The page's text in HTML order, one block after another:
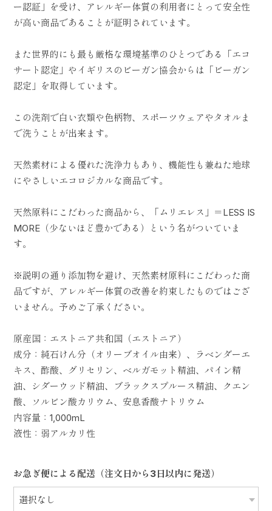
ー認証」を受け、アレルギー体質の利用者にとって安全性
が高い商品であることが証明されています。
また世界的にも最も厳格な環境基準のひとつである「エコ
サート認定」やイギリスのビーガン協会からは「ビーガン
認定」を取得しています。
この洗剤で白い衣類や色柄物、スポーツウェアやタオルま
で洗うことが出来ます。
天然素材による優れた洗浄力もあり、機能性も兼ねた地球
にやさしいエコロジカルな商品です。
天然原料にこだわった商品から、「ムリエレス」＝LESS IS
MORE（少ないほど豊かである）という名がついていま
す。
※説明の通り添加物を避け、天然素材原料にこだわった商
品ですが、アレルギー体質の改善を約束したものではござ
いません。予めご了承ください。
原産国：エストニア共和国（エストニア）
成分：純石けん分（オリーブオイル由来）、ラベンダーエ
キス、酢酸、グリセリン、ベルガモット精油、パイン精
油、シダーウッド精油、ブラックスプルース精油、クエン
酸、ソルビン酸カリウム、安息香酸ナトリウム
内容量：1,000mL
液性：弱アルカリ性
お急ぎ便による配送（注文日から3日以内に発送）